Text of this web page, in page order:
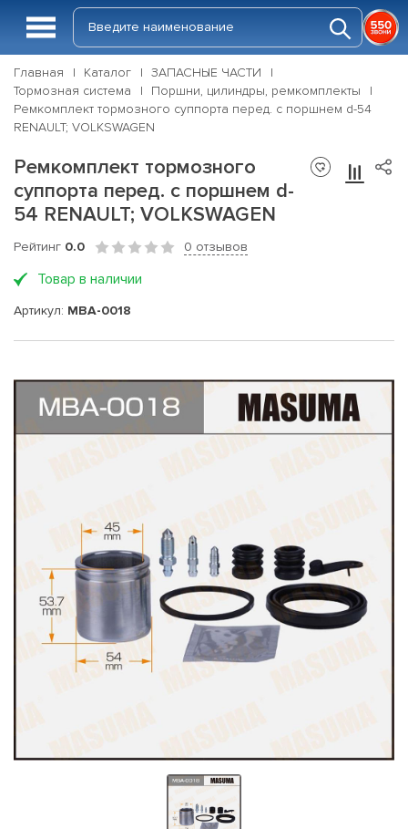
Главная Каталог
ЗАПАСНЫЕ ЧАСТИ
Тормозная система
Поршни, цилиндры, ремкомплекты
Ремкомплект тормозного суппорта перед. с поршнем d-54
RENAULT; VOLKSWAGEN
Ремкомплект тормозного
суппорта перед. с поршнем d-
54 RENAULT; VOLKSWAGEN
Рейтинг 0.0 0 отзывов
Товар в наличии
Артикул: MBA-0018